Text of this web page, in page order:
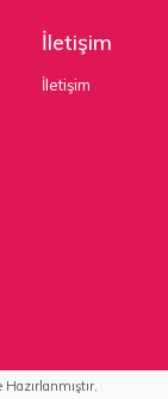
İletişim
İletişim